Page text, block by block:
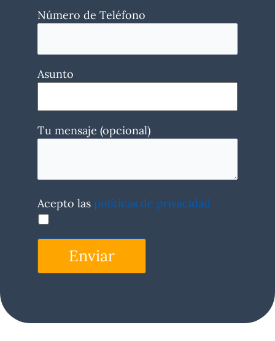
Número de Teléfono
Asunto
Tu mensaje (opcional)
Acepto las políticas de privacidad
Enviar